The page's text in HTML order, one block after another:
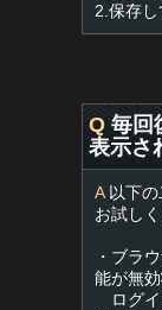
2.保存
Q 毎回
表示さ
A以下の
お試し
・ブラ
能が無
ログイ